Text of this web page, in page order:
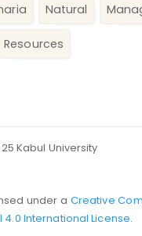
Natural
Resources
Kabul University
under a Creative
International License.